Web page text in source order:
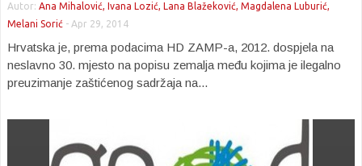
Autor: Ana Mihalović, Ivana Lozić, Lana Blažeković, Magdalena Luburić,
Melani Sorić - Apr 29, 2014
Hrvatska je, prema podacima HD ZAMP-a, 2012. dospjela na
neslavno 30. mjesto na popisu zemalja među kojima je ilegalno
preuzimanje zaštićenog sadržaja na...